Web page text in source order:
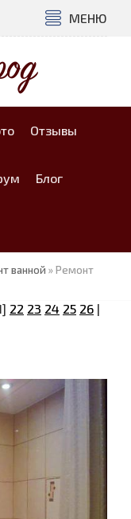
МЕНЮ
Отзывы
Блог
ванной » Ремонт
] 22 23 24 25 26 |